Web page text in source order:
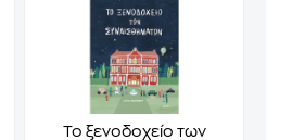
Το ξενοδοχείο των